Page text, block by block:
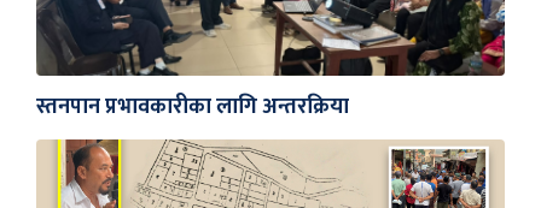
स्तनपान प्रभावकारीका लागि अन्तरक्रिया